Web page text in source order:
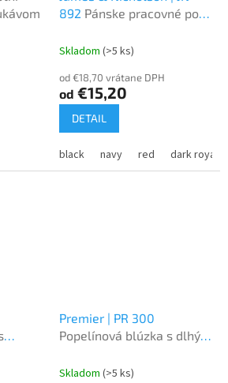
892 Pánske pracovné polo
Skladom (>5 ks)
od €18,70 vrátane DPH
od €15,20
DETAIL
black navy red dark royal
Premier | PR 300
Popelínová blúzka s dlhým
Skladom (>5 ks)